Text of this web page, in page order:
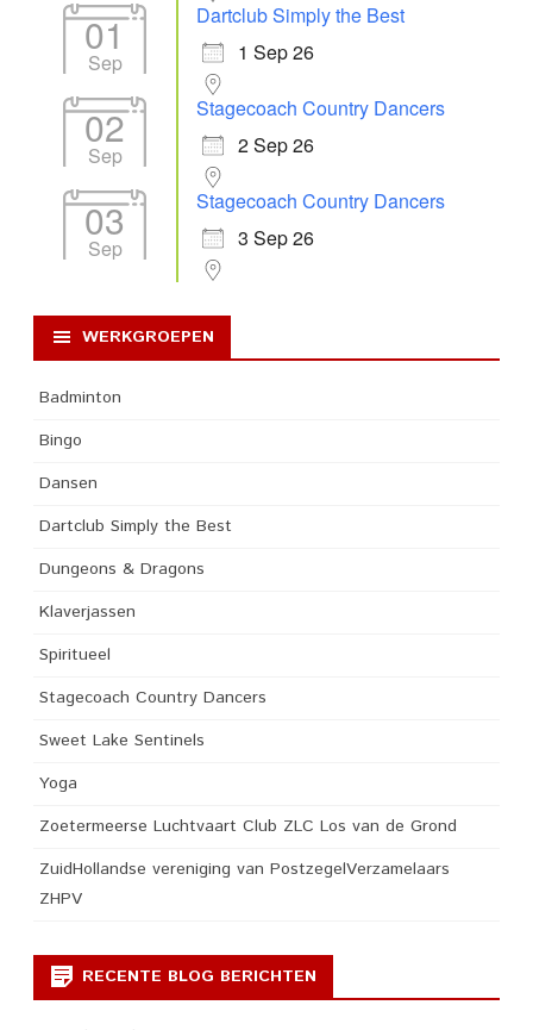
01
Sep
Dartclub Simply the Best
1 Sep 26
02
Sep
Stagecoach Country Dancers
2 Sep 26
03
Sep
Stagecoach Country Dancers
3 Sep 26
WERKGROEPEN
Badminton
Bingo
Dansen
Dartclub Simply the Best
Dungeons & Dragons
Klaverjassen
Spiritueel
Stagecoach Country Dancers
Sweet Lake Sentinels
Yoga
Zoetermeerse Luchtvaart Club ZLC Los van de Grond
ZuidHollandse vereniging van PostzegelVerzamelaars
ZHPV
RECENTE BLOG BERICHTEN